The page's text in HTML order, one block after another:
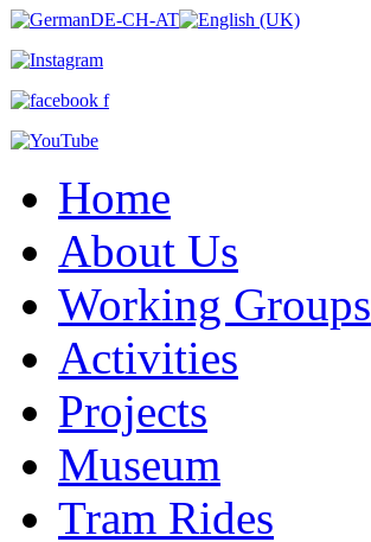
Home
About Us
Working Groups
Activities
Projects
Museum
Tram Rides